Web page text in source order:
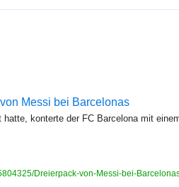
Messi bei Barcelonas
hatte, konterte der FC Barcelona mit
Dreierpack-von-Messi-bei-